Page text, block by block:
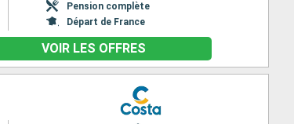
Pension complète
Départ de France
VOIR LES OFFRES